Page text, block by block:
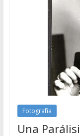
Fotografía
Una